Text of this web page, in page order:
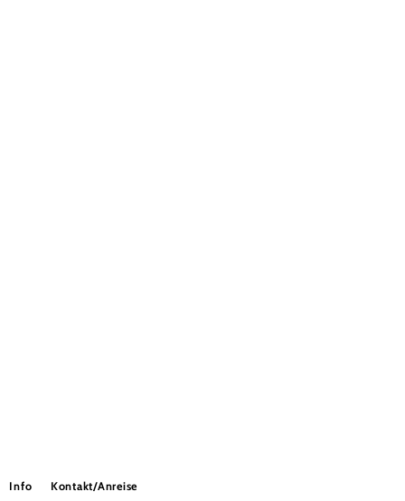
Info Kontakt/Anreise